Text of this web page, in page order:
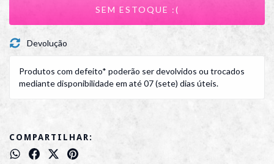
Devolução
Produtos com defeito* poderão ser devolvidos ou trocados
mediante disponibilidade em até 07 (sete) dias úteis.
COMPARTILHAR: